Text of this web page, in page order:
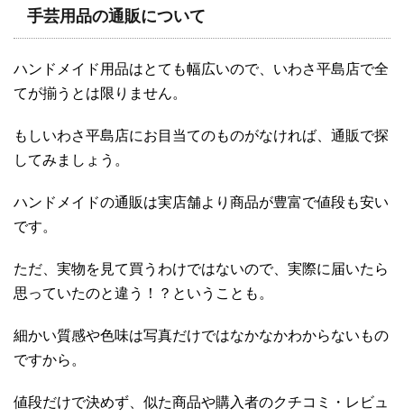
手芸用品の通販について
ハンドメイド用品はとても幅広いので、いわさ平島店で全
てが揃うとは限りません。
もしいわさ平島店にお目当てのものがなければ、通販で探
してみましょう。
ハンドメイドの通販は実店舗より商品が豊富で値段も安い
です。
ただ、実物を見て買うわけではないので、実際に届いたら
思っていたのと違う！？ということも。
細かい質感や色味は写真だけではなかなかわからないもの
ですから。
値段だけで決めず、似た商品や購入者のクチコミ・レビュ